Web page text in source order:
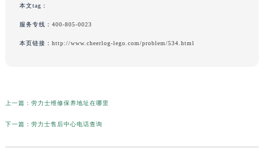
本文tag：
服务专线： 400-805-0023
本页链接： http://www.cheerlog-lego.com/problem/534.html
上一篇： 劳力士维修保养地址在哪里
下一篇： 劳力士售后中心电话查询